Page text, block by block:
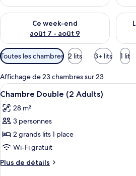
Ce week-end
août 7 - août 9
Vérifier la disponibilité pour ce
Filtres
disponibles
pour
les
chambres
Toutes les chambres 2 lits 3+ lits 1 lit
Affichage de 23 chambres sur 23
Afficher
toutes
les
photos
pour
ce
type
de
Une
5
Chambre Double (2 Adults)
28 m²
3 personnes
2 grands lits 1 place
Wi-Fi gratuit
Plus de détails
Plus